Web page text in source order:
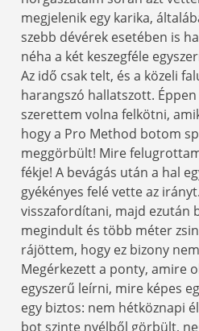
megjelenik egy karika,
szebb dévérek esetében is
néha a két keszegféle
Az idő csak telt, és a közeli
harangszó hallatszott.
szerettem volna felkötni,
hogy a Pro Method botom
meggörbült! Mire
fékje! A bevágás után a hal
gyékényes felé vette az
visszafordítani, majd ezután
megindult és több méter
rájöttem, hogy ez bizony
Megérkezett a ponty, amire
egyszerű leírni, mire képes
egy biztos: nem hétköznapi
bot szinte nyélből görbült,